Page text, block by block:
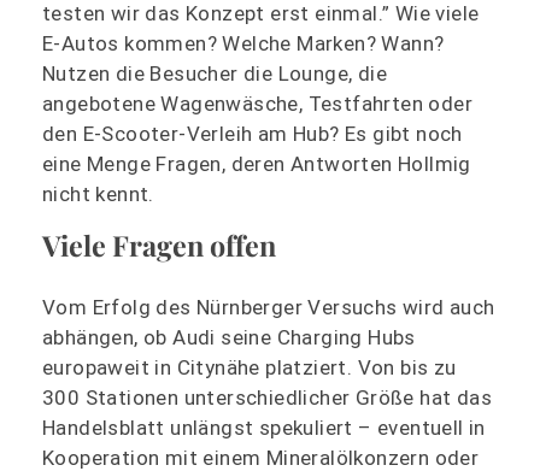
testen wir das Konzept erst einmal.” Wie viele
E-Autos kommen? Welche Marken? Wann?
Nutzen die Besucher die Lounge, die
angebotene Wagenwäsche, Testfahrten oder
den E-Scooter-Verleih am Hub? Es gibt noch
eine Menge Fragen, deren Antworten Hollmig
nicht kennt.
Viele Fragen offen
Vom Erfolg des Nürnberger Versuchs wird auch
abhängen, ob Audi seine Charging Hubs
europaweit in Citynähe platziert. Von bis zu
300 Stationen unterschiedlicher Größe hat das
Handelsblatt unlängst spekuliert – eventuell in
Kooperation mit einem Mineralölkonzern oder